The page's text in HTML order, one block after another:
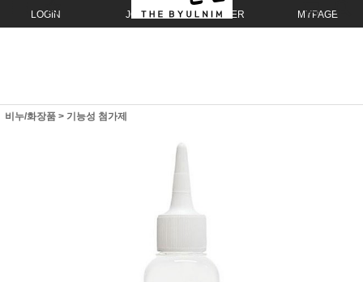
LOGIN JOIN ORDER MYPAGE
비누/화장품 > 기능성 첨가제